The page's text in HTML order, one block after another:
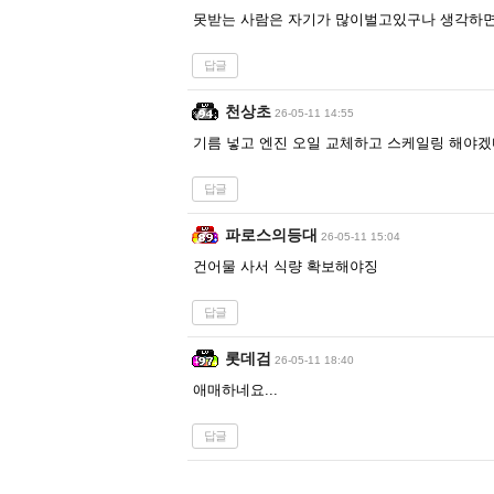
못받는 사람은 자기가 많이벌고있구나 생각하
답글
천상초 26-05-11 14:55
기름 넣고 엔진 오일 교체하고 스케일링 해야
답글
파로스의등대 26-05-11 15:04
건어물 사서 식량 확보해야징
답글
롯데검 26-05-11 18:40
애매하네요...
답글